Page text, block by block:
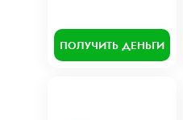
ПОЛУЧИТЬ ДЕНЬГИ